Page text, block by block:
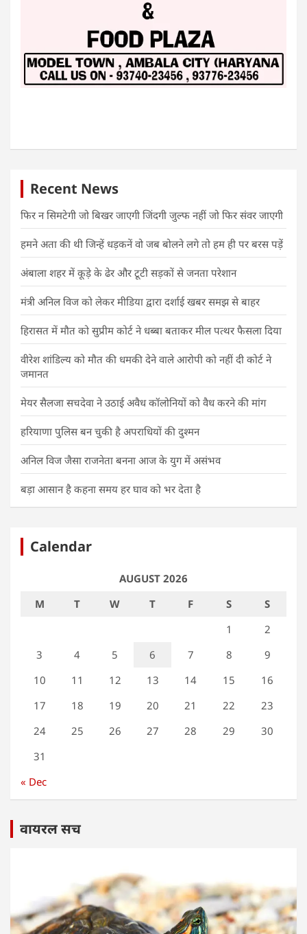
Recent News
फिर न सिमटेगी जो बिखर जाएगी जिंदगी जुल्फ नहीं जो फिर संवर जाएगी
हमने अता की थी जिन्हें धड़कनें वो जब बोलने लगे तो हम ही पर बरस पड़ें
अंबाला शहर में कूड़े के ढेर और टूटी सड़कों से जनता परेशान
मंत्री अनिल विज को लेकर मीडिया द्वारा दर्शाई खबर समझ से बाहर
हिरासत में मौत को सुप्रीम कोर्ट ने धब्बा बताकर मील पत्थर फैसला दिया
वीरेश शांडिल्य को मौत की धमकी देने वाले आरोपी को नहीं दी कोर्ट ने
जमानत
मेयर सैलजा सचदेवा ने उठाई अवैध कॉलोनियों को वैध करने की मांग
हरियाणा पुलिस बन चुकी है अपराधियों की दुश्मन
अनिल विज जैसा राजनेता बनना आज के युग में असंभव
बड़ा आसान है कहना समय हर घाव को भर देता है
Calendar
AUGUST 2026
M
T W T F S
S
1
2
3
4 5 6 7 8
9
10
11 12 13 14 15
16
17
18 19 20 21 22
23
24
25 26 27 28 29
30
31
« Dec
वायरल सच